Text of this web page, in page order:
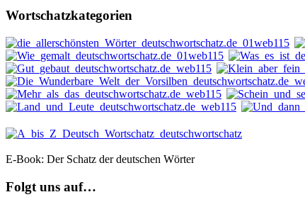
Wortschatzkategorien
E-Book: Der Schatz der deutschen Wörter
Folgt uns auf…